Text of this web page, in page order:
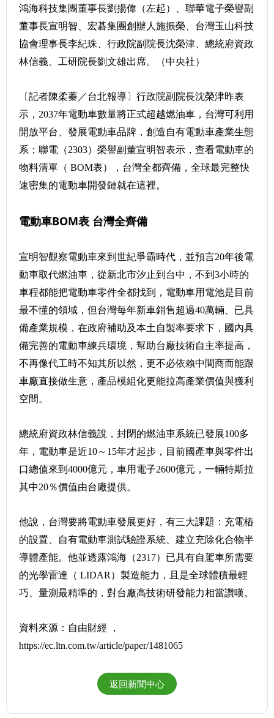
鴻海科技集團董事長劉揚偉（左起）、聯華電子榮譽副
董事長宣明智、宏碁集團創辦人施振榮、台灣玉山科技
協會理事長李紀珠、行政院副院長沈榮津、總統府資政
林信義、工研院長劉文雄出席。（中央社）
〔記者陳柔蓁／台北報導〕行政院副院長沈榮津昨表
示，2037年電動車數量將正式超越燃油車，台灣可利用
開放平台、發展電動車品牌，創造自有電動車產業生態
系；聯電（2303）榮譽副董宣明智表示，查看電動車的
物料清單（ BOM表），台灣全都齊備，全球最完整快
速密集的電動車開發鏈就在這裡。
電動車BOM表 台灣全齊備
宣明智觀察電動車來到世紀爭霸時代，並預言20年後電
動車取代燃油車，從新北市汐止到台中，不到3小時的
車程都能把電動車零件全都找到，電動車用電池是目前
最不懂的領域，但台灣每年新車銷售超過40萬輛、已具
備產業規模，在政府補助及本土自製率要求下，國內具
備完善的電動車練兵環境，幫助台廠技術自主率提高，
不再像代工時不知其所以然，更不必依賴中間商而能跟
車廠直接做生意，產品模組化更能拉高產業價值與獲利
空間。
總統府資政林信義說，封閉的燃油車系統已發展100多
年，電動車是近10～15年才起步，目前國產車與零件出
口總值來到4000億元，車用電子2600億元，一輛特斯拉
其中20％價值由台廠提供。
他說，台灣要將電動車發展更好，有三大課題：充電樁
的設置、自有電動車測試驗證系統、建立充除化合物半
導體產能。他並透露鴻海（2317）已具有自駕車所需要
的光學雷達（ LIDAR）製造能力，且是全球體積最輕
巧、量測最精準的，對台廠高技術研發能力相當讚嘆。
資料來源：自由財經 ，
https://ec.ltn.com.tw/article/paper/1481065
返回新聞中心